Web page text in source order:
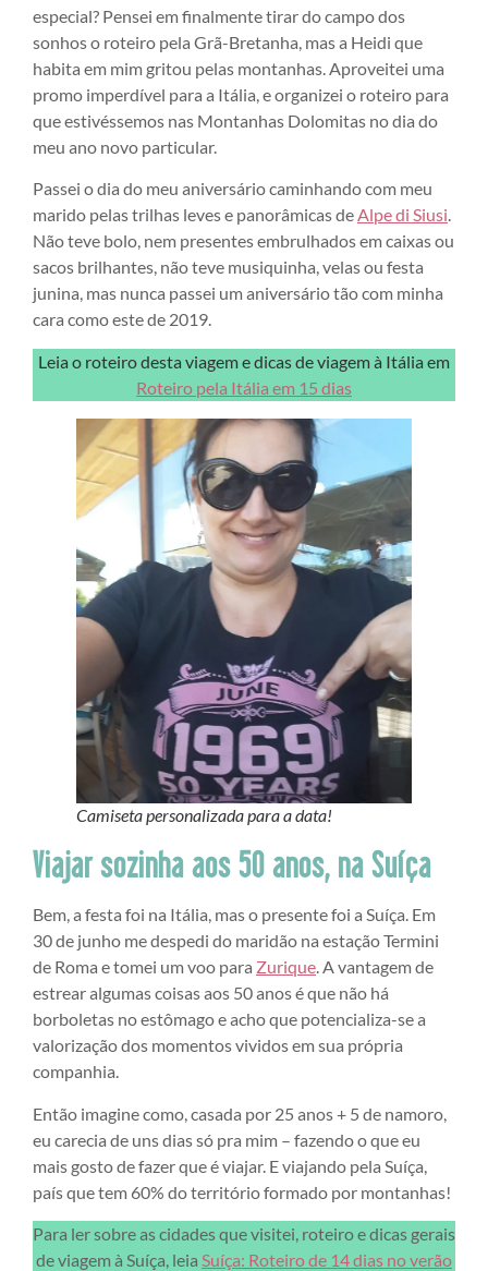
especial? Pensei em finalmente tirar do campo dos
sonhos o roteiro pela Grã-Bretanha, mas a Heidi que
habita em mim gritou pelas montanhas. Aproveitei uma
promo imperdível para a Itália, e organizei o roteiro para
que estivéssemos nas Montanhas Dolomitas no dia do
meu ano novo particular.
Passei o dia do meu aniversário caminhando com meu
marido pelas trilhas leves e panorâmicas deAlpe di Siusi.
Não teve bolo, nem presentes embrulhados em caixas ou
sacos brilhantes, não teve musiquinha, velas ou festa
junina, mas nunca passei um aniversário tão com minha
cara como este de 2019.
Leia o roteiro desta viagem e dicas de viagem à Itália em
Roteiro pela Itália em 15 dias
Camiseta personalizada para a data!
Viajar sozinha aos 50 anos, na Suíça
Bem, a festa foi na Itália, mas o presente foi a Suíça. Em
30 de junho me despedi do maridão na estação Termini
de Roma e tomei um voo para Zurique. A vantagem de
estrear algumas coisas aos 50 anos é que não há
borboletas no estômago e acho que potencializa-se a
valorização dos momentos vividos em sua própria
companhia.
Então imagine como, casada por 25 anos + 5 de namoro,
eu carecia de uns dias só pra mim – fazendo o que eu
mais gosto de fazer que é viajar. E viajando pela Suíça,
país que tem 60% do território formado por montanhas!
Para ler sobre as cidades que visitei, roteiro e dicas gerais
de viagem à Suíça, leia Suíça: Roteiro de 14 dias no verão